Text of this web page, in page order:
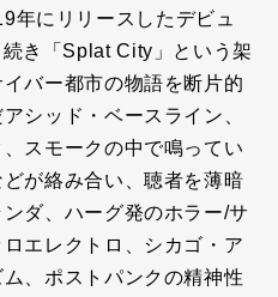
年にリリースしたデビュ
き「Splat City」という架
バー都市の物語を断片的
シッド・ベースライン、
スモークの中で鳴ってい
が絡み合い、聴者を薄暗
ダ、ハーグ発のホラー/サ
エレクトロ、シカゴ・ア
、ポストパンクの精神性